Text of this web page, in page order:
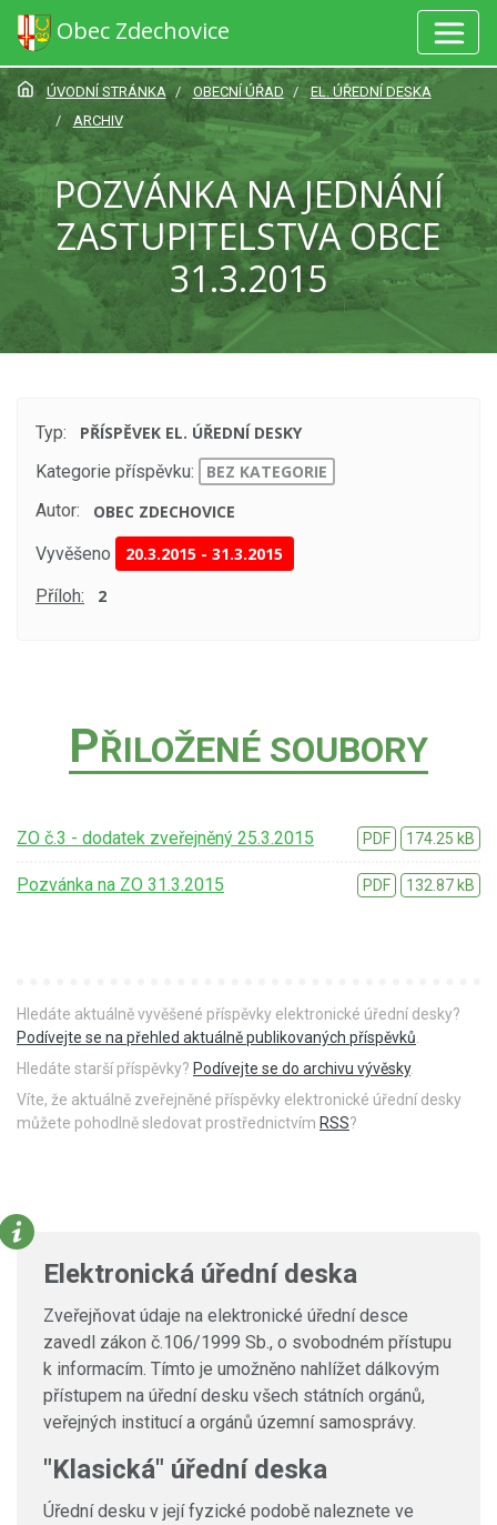
Obec Zdechovice
ÚVODNÍ STRÁNKA OBECNÍ ÚŘAD
EL. ÚŘEDNÍ DESKA
ARCHIV
POZVÁNKA NA JEDNÁNÍ
ZASTUPITELSTVA OBCE
31.3.2015
Typ:
PŘÍSPĚVEK EL. ÚŘEDNÍ DESKY
Kategorie příspěvku:
BEZ KATEGORIE
Autor:
OBEC ZDECHOVICE
Vyvěšeno 20.3.2015 -31.3.2015
Příloh: 2
PŘILOŽENÉ SOUBORY
ZO č.3 - dodatek zveřejněný 25.3.2015 PDF 174.25 kB
Pozvánka na ZO 31.3.2015 PDF 132.87 kB
Hledáte aktuálně vyvěšené příspěvky elektronické úřední desky?
Podívejte se na přehled aktuálně publikovaných příspěvků
Hledáte starší příspěvky? Podívejte se do archivu vývěsky.
Víte, že aktuálně zveřejněné příspěvky elektronické úřední desky
můžete pohodlně sledovat prostřednictvím RSS?
Elektronická úřední deska
Zveřejňovat údaje na elektronické úřední desce
zavedl zákon č.106/1999 Sb., o svobodném přístupu
k informacím. Tímto je umožněno nahlížet dálkovým
přístupem na úřední desku všech státních orgánů,
veřejných institucí a orgánů územní samosprávy.
"Klasická" úřední deska
Úřední desku v její fyzické podobě naleznete ve